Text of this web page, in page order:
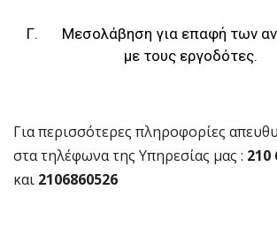
Γ.
Μεσολάβηση για επαφή των
με τους εργοδότες.
Για περισσότερες πληροφορίες
στα τηλέφωνα της Υπηρεσίας μας : 210
και 2106860526